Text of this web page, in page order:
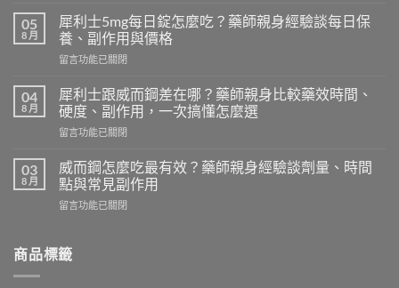
想
就
硬
華
神
丹
評
價
藥
師
際
三
05
8 月
犀利士5mg每日錠怎麼吃？藥師親身經驗談每日保
養、副作用與價格
在
利
士
5mg
每
錠
怎
麼
吃？
親
留言功能已關閉
04
8 月
犀利士跟威而鋼差在哪？藥師親身比較藥效時間、
硬度、副作用，一次搞懂怎麼選
在
利
士
跟
威
差
留言功能已關閉
03
8 月
威而鋼怎麼吃最有效？藥師親身經驗談劑量、時間
點與常見副作用
在
鋼
怎
留言功能已關閉
商品標籤